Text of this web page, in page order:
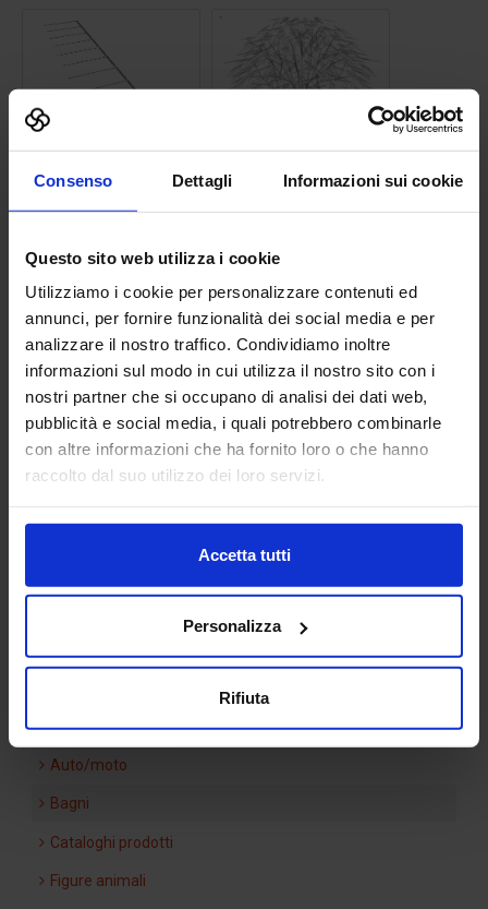
Consenso Dettagli Informazioni sui cookie
Questo sito web utilizza i cookie
Utilizziamo i cookie per personalizzare contenuti ed
annunci, per fornire funzionalità dei social media e per
analizzare il nostro traffico. Condividiamo inoltre
informazioni sul modo in cui utilizza il nostro sito con i
nostri partner che si occupano di analisi dei dati web,
pubblicità e social media, i quali potrebbero combinarle
con altre informazioni che ha fornito loro o che hanno
raccolto dal suo utilizzo dei loro servizi.
Accetta tutti
Personalizza
Rifiuta
Cordolo stradale area
Silhouette
15
Categorie Blocchi CAD
Attrezzature di cantiere
Auto/moto
Bagni
Cataloghi prodotti
Figure animali